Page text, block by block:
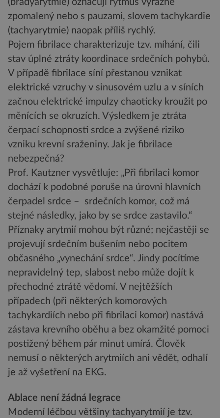
(bradyarytmie) označují rytmus výrazně
zpomalený nebo s pauzami, slovem tachykardie
(tachyarytmie) naopak příliš rychlý.
Pojem fibrilace charakterizuje tzv. míhání, čili
stav úplné ztráty koordinace srdečních pohybů.
V případě fibrilace síní přestanou vznikat
elektrické vzruchy v sinusovém uzlu a v síních
začnou elektrické impulzy chaoticky kroužit po
měnících se okruzích. Výsledkem je ztráta
čerpací schopnosti srdce a zvýšené riziko
vzniku krevní sraženiny. Jak je fibrilace
nebezpečná?
Prof. Kautzner vysvětluje: „Při fibrilaci komor
dochází k podobné poruše na úrovni hlavních
čerpadel srdce – srdečních komor, což má
stejné následky, jako by se srdce zastavilo.“
Příznaky arytmií mohou být různé; nejčastěji se
projevují srdečním bušením nebo pocitem
občasného „vynechání srdce“. Jindy pocítíme
nepravidelný tep, slabost nebo může dojít k
přechodné ztrátě vědomí. V nejtěžších
případech (při některých komorových
tachykardiích nebo při fibrilaci komor) nastává
zástava krevního oběhu a bez okamžité pomoci
postižený během pár minut umírá. Člověk
nemusí o některých arytmiích ani vědět, odhalí
je až vyšetření na EKG.
Ablace není žádná legrace
Moderní léčbou většiny tachyarytmií je tzv.